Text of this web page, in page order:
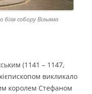
біля собору Вільяма
(1141 – 1147,
викликало
королем Стефаном